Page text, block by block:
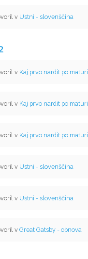
v Ustni - slovenščina
v Kaj prvo nardit po maturi
v Kaj prvo nardit po maturi
v Kaj prvo nardit po maturi
v Ustni - slovenščina
v Ustni - slovenščina
vGreat Gatsby - obnova